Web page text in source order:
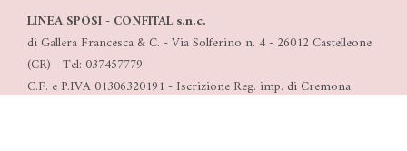
LINEA SPOSI - CONFITAL s.n.c.
di Gallera Francesca & C. - Via Solferino n. 4 - 26012 Castelleone
(CR) - Tel: 037457779
C.F. e P.IVA 01306320191 - Iscrizione Reg. imp. di Cremona